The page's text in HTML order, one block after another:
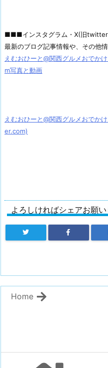
■■■インスタグラム・X(旧twitter)
最新のブログ記事情報や、その
えむおひーと@関西グルメおでか
m写真と動画
えむおひーと@関西グルメおでか
er.com)
よろしければシェアお願
Home